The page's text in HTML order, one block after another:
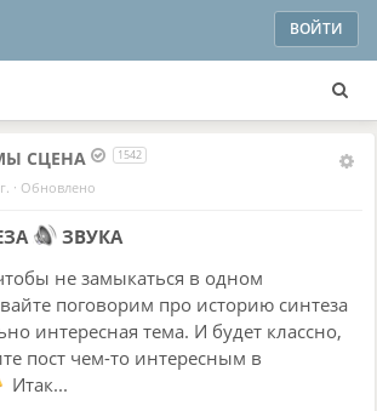
ВОЙТИ
СЦЕНА 1542
· Обновлено
ЗВУКА
не замыкаться в одном
поговорим про историю синтеза
интересная тема. И будет классно,
пост чем-то интересным в
Итак...